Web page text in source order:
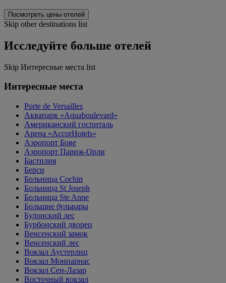
Посмотреть цены отелей
Skip other destinations list
Исследуйте больше отелей
Skip Интересные места list
Интересные места
Porte de Versailles
Аквапарк «Aquaboulevard»
Американский госпиталь
Арена «AccorHotels»
Аэропорт Бове
Аэропорт Париж-Орли
Бастилия
Берси
Больница Cochin
Больница St Joseph
Больница Ste Anne
Большие бульвары
Булонский лес
Бурбонский дворец
Венсенский замок
Венсенский лес
Вокзал Аустерлиц
Вокзал Монпарнас
Вокзал Сен-Лазар
Восточный вокзал